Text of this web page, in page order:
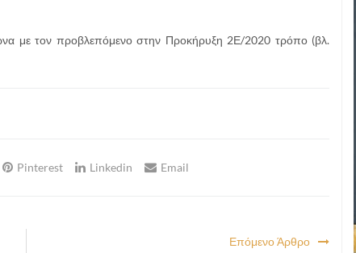
με τον προβλεπόμενο στην Προκήρυξη 2Ε/2020 τρόπο (βλ.
Pinterest Linkedin Email
Επόμενο Άρθρο